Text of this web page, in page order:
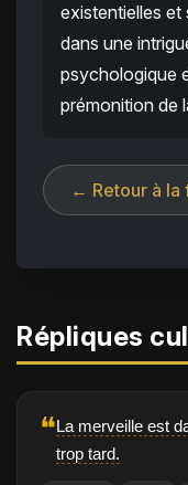
existentielles et
dans une
psychologique
prémonition de
← Retour à la
Répliques
❝La merveille est
trop tard.